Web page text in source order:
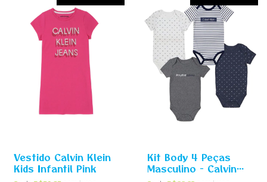
Vestido Calvin Klein
Kids Infantil Pink
Kit Body 4 Peças
Masculino - Calvin